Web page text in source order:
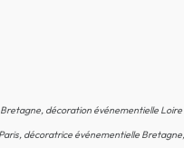
décoration événementielle
décoratrice événementielle